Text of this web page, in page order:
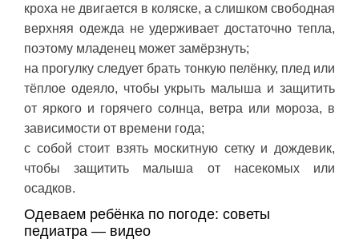
кроха не двигается в коляске, а слишком свободная
верхняя одежда не удерживает достаточно тепла,
поэтому младенец может замёрзнуть;
на прогулку следует брать тонкую пелёнку, плед или
тёплое одеяло, чтобы укрыть малыша и защитить
от яркого и горячего солнца, ветра или мороза, в
зависимости от времени года;
с собой стоит взять москитную сетку и дождевик,
чтобы защитить малыша от насекомых или
осадков.
Одеваем ребёнка по погоде: советы
педиатра — видео